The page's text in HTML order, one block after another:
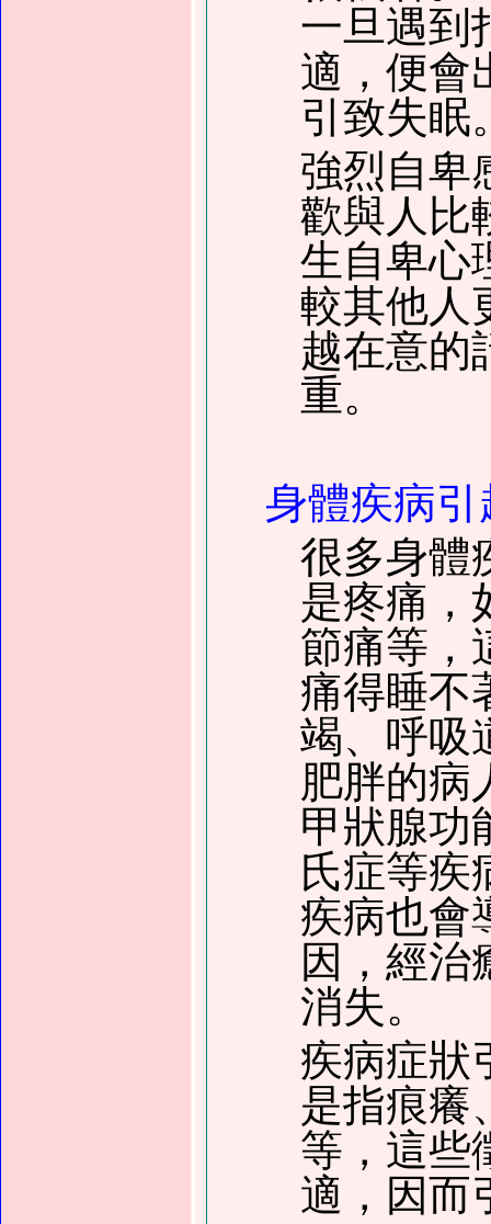
一旦遇到
適，便會
引致失眠
強烈自卑
歡與人比
生自卑心
較其他人
越在意的
重。
身體疾病
很多身體
是疼痛，
節痛等，
痛得睡不
竭、呼吸
肥胖的病
甲狀腺功
氏症等疾
疾病也會
因，經治
消失。
疾病症狀
是指痕癢
等，這些
適，因而